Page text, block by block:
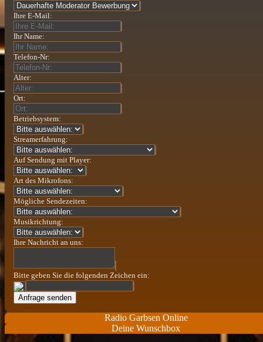
Ihre E-Mail:
Ihr Name:
Telefon-Nr:
Alter:
Ort:
Betriebsystem:
Streamerfahrung:
Auf Sendung mit Player:
Art des Mikrofons:
Mögliche Sendezeiten:
Musikrichtung:
Ihre Nachricht an uns:
Bitte geben Sie die folgenden Zeichen ein:
Radio Garbsen Online
Deine Wunschbox